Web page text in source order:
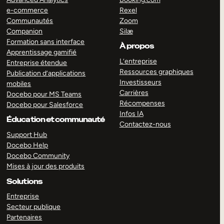
e-commerce
Communautés
Companion
Formation sans interface
Apprentissage gamifié
Entreprise étendue
Publication d’applications
mobiles
Docebo pour MS Teams
Docebo pour Salesforce
Éducation et communauté
Support Hub
Docebo Help
Docebo Community
Mises à jour des produits
Solutions
Entreprise
Secteur publique
Partenaires
Rexel
Zoom
Silæ
À propos
L’entreprise
Ressources graphiques
Investisseurs
Carrières
Récompenses
Infos IA
Contactez-nous